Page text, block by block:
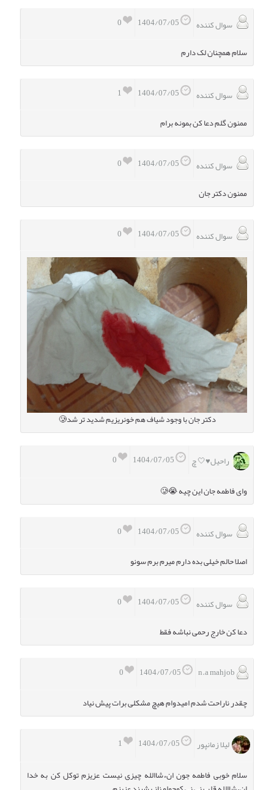
0
سوال کننده
سلام همچنان لک دارم
1
سوال کننده
ممنون گلم دعا کن بمونه برام
0
سوال کننده
ممنون دکتر جان
0 سوال کننده
دکتر جان با وجود شیاف هم خونریزیم شدید تر شد🥲
0
راحیل♥️🤍 چ
وای فاطمه جان این چیه 😭🥲
0
سوال کننده
اصلا حالم خیلی بده دارم میرم برم سونو
0
سوال کننده
دعا کن خارج رحمی نباشه فقط
0
n.a mahjob
چقدر ناراحت شدم امیدوام هیچ مشکلی برات پیش نیاد
1
لیلا زمانپور
سلام خوبی فاطمه جون انءشاالله چیزی نیست عزیزم توکل کن به خدا